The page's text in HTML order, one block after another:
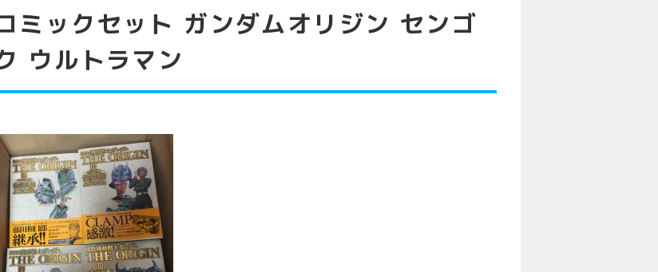
ミックセット ガンダムオリジン センゴ
ウルトラマン